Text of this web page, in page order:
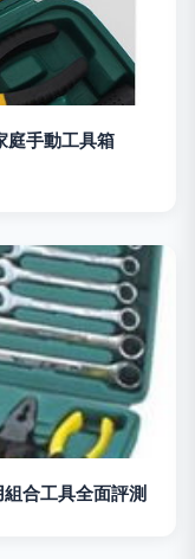
庭手動工具箱
合工具全面評測